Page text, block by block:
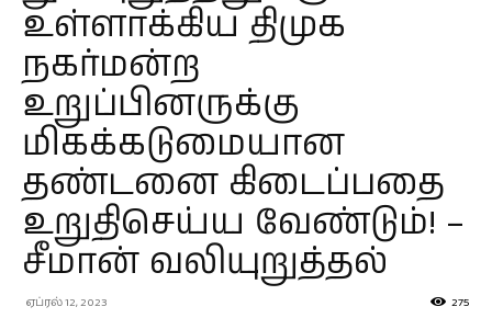
உள்ளாக்கிய திமுக
நகர்மன்ற
உறுப்பினருக்கு
மிகக்கடுமையான
தண்டனை கிடைப்பதை
உறுதிசெய்ய வேண்டும்! –
சீமான் வலியுறுத்தல்
ஏப்ரல் 12, 2023 275